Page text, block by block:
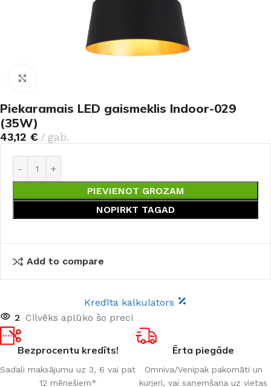
Piekaramais LED gaismeklis Indoor-029
(35W)
43,12 € gab.
PIEVIENOT GROZAM
NOPIRKT TAGAD
Add to compare
Kredīta kalkulators
2 Cilvēks aplūko šo preci
Bezprocentu kredīts!
Sadali maksājumu uz 3, 6 vai pat
12 mēnešiem*
Ērta piegāde
Omniva/Venipak pakomāti un
kurjeri, vai saņemšana uz vietas